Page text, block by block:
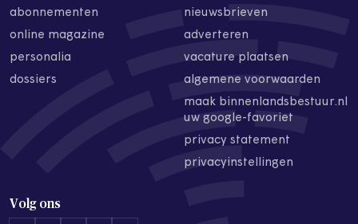
abonnementen
online magazine
personalia
dossiers
nieuwsbrieven
adverteren
vacature plaatsen
algemene voorwaarden
maak binnenlandsbestuur.nl
uw google-favoriet
privacy statement
privacyinstellingen
Volg ons